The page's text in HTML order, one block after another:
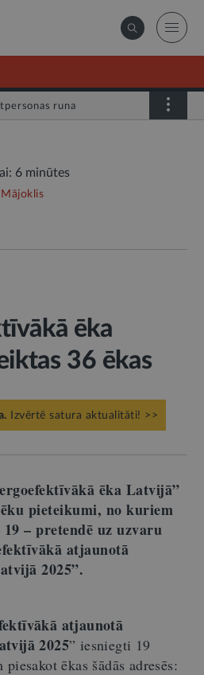
runa
6 minūtes
Mājoklis
ēka
36 ēkas
Izvērtē satura aktualitāti! >>
ēka Latvijā”
pieteikumi, no kuriem
– pretendē uz uzvaru
atjaunotā
2025”.
atjaunotā
2025” iesniegti 19
ēkas šādās adresēs: